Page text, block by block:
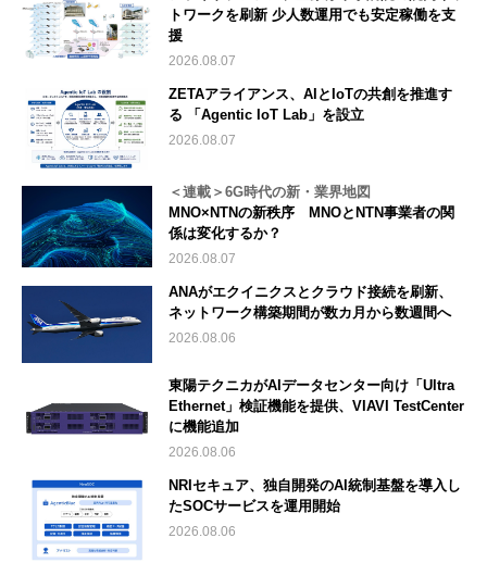
トワークを刷新 少人数運用でも安定稼働を支
援
2026.08.07
ZETAアライアンス、AIとIoTの共創を推進す
る 「Agentic IoT Lab」を設立
2026.08.07
＜連載＞6G時代の新・業界地図
MNO×NTNの新秩序 MNOとNTN事業者の関
係は変化するか？
2026.08.07
ANAがエクイニクスとクラウド接続を刷新、
ネットワーク構築期間が数カ月から数週間へ
2026.08.06
東陽テクニカがAIデータセンター向け「Ultra
Ethernet」検証機能を提供、VIAVI TestCenter
に機能追加
2026.08.06
NRIセキュア、独自開発のAI統制基盤を導入し
たSOCサービスを運用開始
2026.08.06